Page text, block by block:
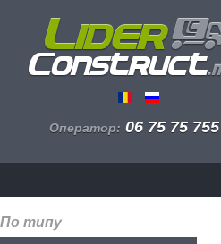
Оператор: 06 75 75 755
По типу